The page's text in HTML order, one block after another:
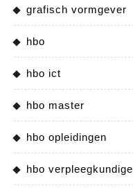
grafisch vormgever
hbo
hbo ict
hbo master
hbo opleidingen
hbo verpleegkundige